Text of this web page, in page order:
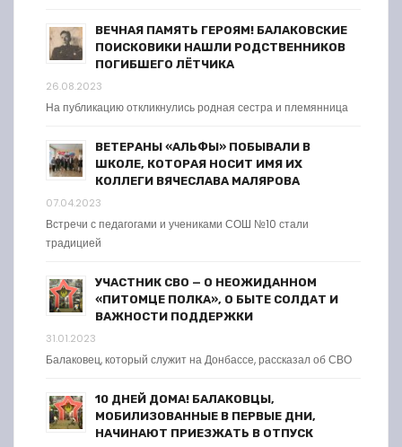
ВЕЧНАЯ ПАМЯТЬ ГЕРОЯМ! БАЛАКОВСКИЕ
ПОИСКОВИКИ НАШЛИ РОДСТВЕННИКОВ
ПОГИБШЕГО ЛЁТЧИКА
26.08.2023
На публикацию откликнулись родная сестра и племянница
ВЕТЕРАНЫ «АЛЬФЫ» ПОБЫВАЛИ В
ШКОЛЕ, КОТОРАЯ НОСИТ ИМЯ ИХ
КОЛЛЕГИ ВЯЧЕСЛАВА МАЛЯРОВА
07.04.2023
Встречи с педагогами и учениками СОШ №10 стали
традицией
УЧАСТНИК СВО — О НЕОЖИДАННОМ
«ПИТОМЦЕ ПОЛКА», О БЫТЕ СОЛДАТ И
ВАЖНОСТИ ПОДДЕРЖКИ
31.01.2023
Балаковец, который служит на Донбассе, рассказал об СВО
10 ДНЕЙ ДОМА! БАЛАКОВЦЫ,
МОБИЛИЗОВАННЫЕ В ПЕРВЫЕ ДНИ,
НАЧИНАЮТ ПРИЕЗЖАТЬ В ОТПУСК